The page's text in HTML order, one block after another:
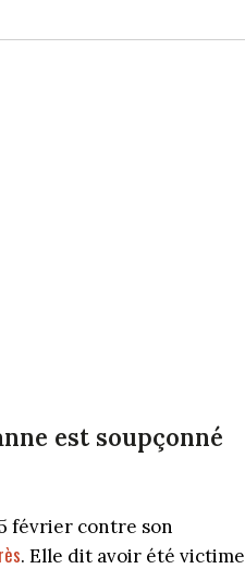
est soupçonné
février contre son
. Elle dit avoir été victime